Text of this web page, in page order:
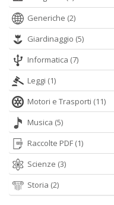
Generiche (2)
Giardinaggio (5)
Informatica (7)
Leggi (1)
Motori e Trasporti (11)
Musica (5)
Raccolte PDF (1)
Scienze (3)
Storia (2)